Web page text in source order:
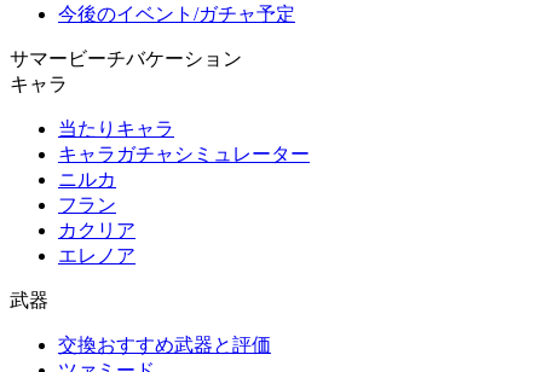
今後のイベント/ガチャ予定
サマービーチバケーション
キャラ
当たりキャラ
キャラガチャシミュレーター
ニルカ
フラン
カクリア
エレノア
武器
交換おすすめ武器と評価